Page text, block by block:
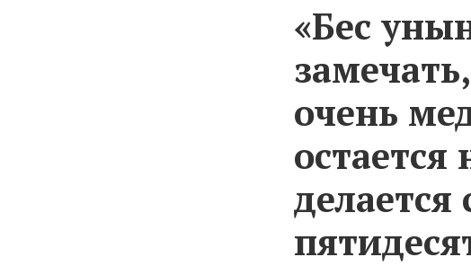
«Бес
очень
делается